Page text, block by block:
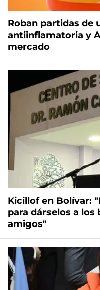
Roban partidas de
antiinflamatoria y
mercado
Kicillof en Bolívar:
para dárselos a los
amigos"